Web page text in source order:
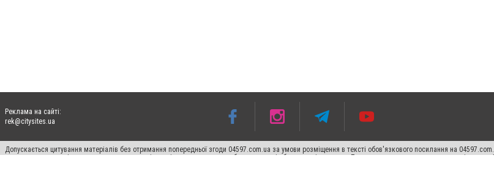
Реклама на сайті:
rek@citysites.ua
Допускається цитування матеріалів без отримання попередньої згоди 04597.com.ua за умови розміщення в тексті обов'язкового посилання на
пошукових систем гіперпосилання на цитовані статті не нижче другого абзацу в тексті або в якості джерела. Порушення виняткових прав